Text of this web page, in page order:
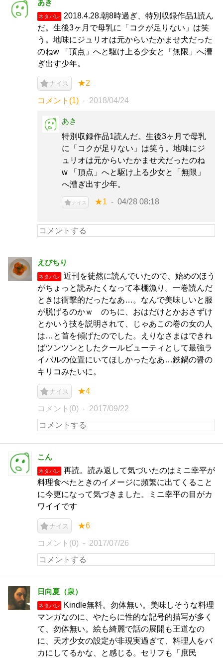
あき
ネタバレ
2018.4.28.朝8時過ぎ、特別収録作品1読ん
だ。生後3ヶ月で母乳に「コクが足りない」は笑
う。地味にジュリオは元からいたかませ犬だった
のねw 「頂点」へと駆け上る少女と「無限」へ漕
ぎ出す少年。
ナイス ★2
コメント(1) 2018/04/24
あき
特別収録作品1読んだ。生後3ヶ月で母乳
に「コクが足りない」は笑う。地味にジ
ュリオは元からいたかませ犬だったのね
w 「頂点」へと駆け上る少女と「無限」
へ漕ぎ出す少年。
ナイス ★1 04/28 08:18
えびちり
ネタバレ
近刊を徒然に読んでいたので、始めのほう
がちょっと読みたくなって本棚漁り。一巻読んだ
ときは衝撃的だったなあ…。なんで美味しいと服
が脱げるのかｗ のちに、おはだけとかおさずけ
とかいう技を説明されて、じゃあこの巻の女の人
は…と首を傾げたのでした。えりなさまはできれ
ばツンツンとしたクールビューティとして最強ラ
イバルの位置にいてほしかったなあ…鉄鍋の醤の
キリコみたいに。
ナイス ★4
コメント(0) 2017/09/22
こん
ネタバレ
再読。読み返して気づいたのはミニ幸平が
料理食べたときのイメージに頻繁に出てくること
に今更になって気づきました。ミニ幸平の目がカ
ワイイです
ナイス ★6
コメント(0) 2017/07/26
日向夏（泉）
ネタバレ
Kindle無料。勿体無い。美味しそうな料理
マンガなのに、やたらに性的な記号的描写が多く
て、勿体無い。絵も綺麗で話の展開も王道なの
に、天才少女の設定が非現実過ぎて、料理人をバ
カにしてるかな、と感じる。セリフも「庶民